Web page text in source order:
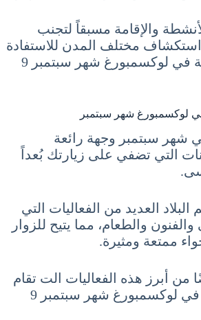
والإقامة مسبقاً لتجنب
استكشاف مختلف المدن للاستفادة
القصوى من السياحة في لوكسمبورغ شهر سبتمبر 9
في لوكسمبورغ شهر سبتمبر
شهر سبتمبر وجهة رائعة
التي تضفي على زيارتك بُعداً
العديد من الفعاليات التي
والطعام، مما يتيح للزوار
ممتعة ومثيرة.
أبرز هذه الفعاليات الت تقام
في اوقات السياحة في لوكسمبورغ شهر سبتمبر 9